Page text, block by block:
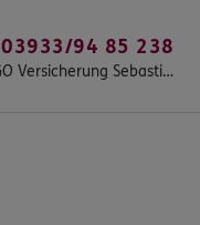
ERGO Versicherung Sebastian Hold
03933/94 85 238